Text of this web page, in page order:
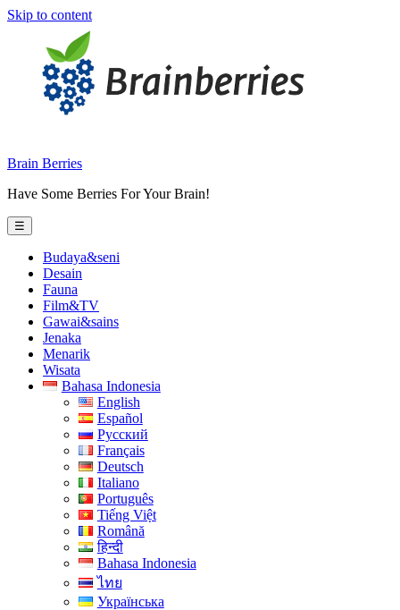
Skip to content
Brain Berries
Have Some Berries For Your Brain!
☰
Budaya&seni
Desain
Fauna
Film&TV
Gawai&sains
Jenaka
Menarik
Wisata
Bahasa Indonesia
English
Español
Русский
Français
Deutsch
Italiano
Português
Tiếng Việt
Română
हिन्दी
Bahasa Indonesia
ไทย
Українська